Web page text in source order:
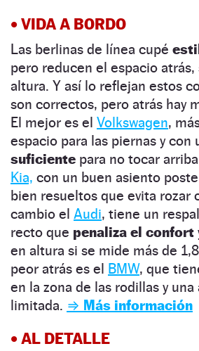
•VIDA A BORDO
Las berlinas de línea cupé
pero reducen el espacio
altura. Y así lo reflejan estos
son correctos, pero atrás hay
El mejor es el Volkswagen,
espacio para las piernas y con
suficiente para no tocar
Kia, con un buen asiento
bien resueltos que evita rozar
cambio el Audi, tiene un
recto que penaliza el confort
en altura si se mide más de
peor atrás es el BMW, que
en la zona de las rodillas y
limitada. ⇒ Más información
•AL DETALLE